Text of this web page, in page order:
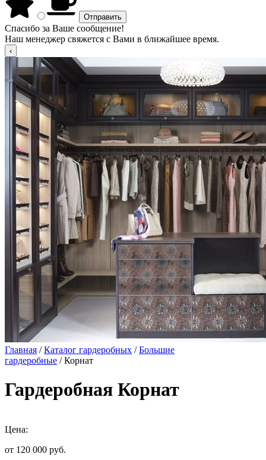
Спасибо за Ваше сообщение!
Наш менеджер свяжется с Вами в ближайшее время.
Главная /Каталог гардеробных /Большие
гардеробные / Корнат
Гардеробная Корнат
Цена:
от 120 000 руб.